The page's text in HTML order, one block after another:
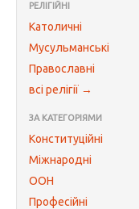
РЕЛІГІЙНІ
Католичні
Мусульманські
Православні
всі релігії →
ЗА КАТЕГОРІЯМИ
Конституційні
Міжнародні
ООН
Професійні